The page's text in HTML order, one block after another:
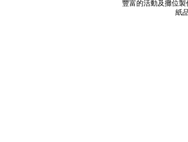
豐富的活動及攤位
紙